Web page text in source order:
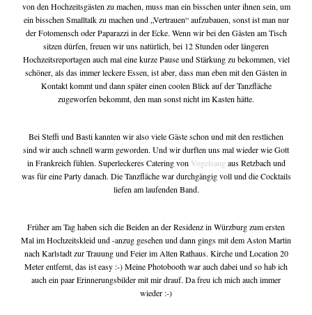
my favorites
write me
von den Hochzeitsgästen zu machen, muss man ein bisschen unter ihnen sein, um
ein bisschen Smalltalk zu machen und „Vertrauen“ aufzubauen, sonst ist man nur
der Fotomensch oder Paparazzi in der Ecke. Wenn wir bei den Gästen am Tisch
sitzen dürfen, freuen wir uns natürlich, bei 12 Stunden oder längeren
Hochzeitsreportagen auch mal eine kurze Pause und Stärkung zu bekommen, viel
schöner, als das immer leckere Essen, ist aber, dass man eben mit den Gästen in
Kontakt kommt und dann später einen coolen Blick auf der Tanzfläche
zugeworfen bekommt, den man sonst nicht im Kasten hätte.
Bei Steffi und Basti kannten wir also viele Gäste schon und mit den restlichen
sind wir auch schnell warm geworden. Und wir durften uns mal wieder wie Gott
in Frankreich fühlen. Superleckeres Catering von Vogelsang aus Retzbach und
was für eine Party danach. Die Tanzfläche war durchgängig voll und die Cocktails
liefen am laufenden Band.
Früher am Tag haben sich die Beiden an der Residenz in Würzburg zum ersten
Mal im Hochzeitskleid und -anzug gesehen und dann gings mit dem Aston Martin
nach Karlstadt zur Trauung und Feier im Alten Rathaus. Kirche und Location 20
Meter entfernt, das ist easy :-) Meine Photobooth war auch dabei und so hab ich
auch ein paar Erinnerungsbilder mit mir drauf. Da freu ich mich auch immer
wieder :-)